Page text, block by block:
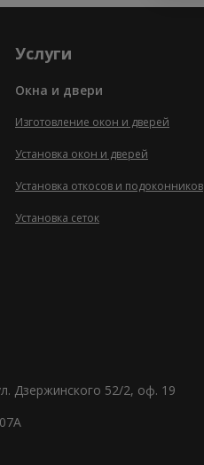
Услуги
Окна и двери
Изготовление окон и дверей
Установка окон и дверей
Установка откосов и подоконников
Установка сеток
Дзержинского 52/2, оф. 19